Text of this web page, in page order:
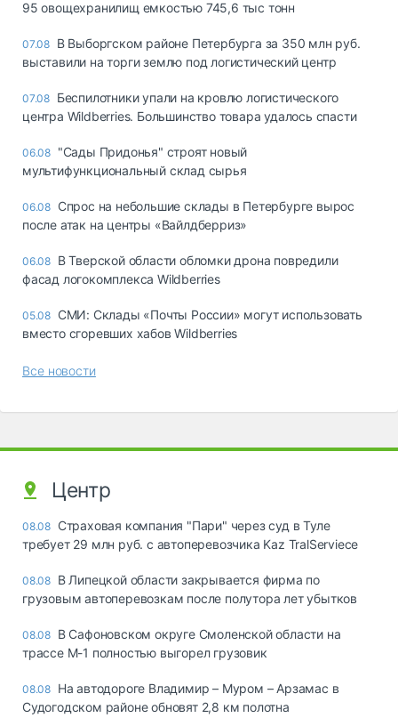
95 овощехранилищ емкостью 745,6 тыс тонн
07.08 В Выборгском районе Петербурга за 350 млн руб.
выставили на торги землю под логистический центр
07.08 Беспилотники упали на кровлю логистического
центра Wildberries. Большинство товара удалось спасти
06.08 "Сады Придонья" строят новый
мультифункциональный склад сырья
06.08 Спрос на небольшие склады в Петербурге вырос
после атак на центры «Вайлдберриз»
06.08 В Тверской области обломки дрона повредили
фасад логокомплекса Wildberries
05.08 СМИ: Склады «Почты России» могут использовать
вместо сгоревших хабов Wildberries
Все новости
Центр
08.08 Страховая компания "Пари" через суд в Туле
требует 29 млн руб. с автоперевозчика Kaz TralServiece
08.08 В Липецкой области закрывается фирма по
грузовым автоперевозкам после полутора лет убытков
08.08 В Сафоновском округе Смоленской области на
трассе М-1 полностью выгорел грузовик
08.08 На автодороге Владимир – Муром – Арзамас в
Судогодском районе обновят 2,8 км полотна